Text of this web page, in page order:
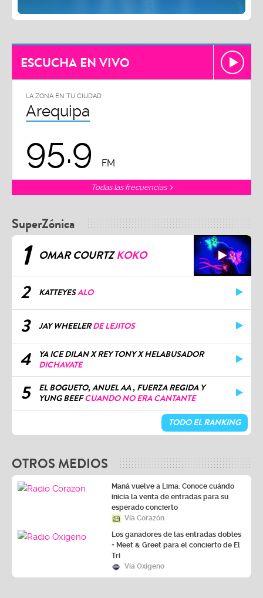
ESCUCHA EN VIVO
LA ZONA EN TU CIUDAD
Arequipa
95.9 FM
Todas las frecuencias
SuperZónica
1 OMAR COURTZKOKO
2 KATTEYESALO
3 JAY WHEELERDE LEJITOS
4
YA ICE DILAN X REY TONY X HELABUSADOR
DICHAVATE
5
EL BOGUETO, ANUEL AA , FUERZA REGIDA Y
YUNG BEEFCUANDO NO ERA CANTANTE
TODO EL RANKING
OTROS MEDIOS
Maná vuelve a Lima: Conoce cuándo
inicia la venta de entradas para su
esperado concierto
Vía Corazón
Los ganadores de las entradas dobles
+ Meet & Greet para el concierto de El
Tri
Vía Oxígeno